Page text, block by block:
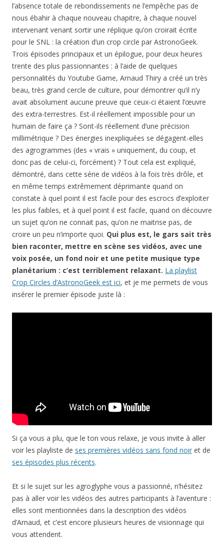
l’absence totale de rebondissements ne l’empêche pas de
nous ébahir à chaque nouveau chapitre, à chaque nouvel
intervenant venant sortir une réplique qu’on croirait écrite
pour le SNL : la création d’un crop circle par AstronoGeek.
Trois épisodes principaux et un épilogue, pour deux heures
trente des plus passionnantes : à l’aide de quelques
personnalités du Youtube Game, Arnaud Thiry a créé un très
beau, très grand cercle de culture, pour démontrer qu’il n’y
avait absolument aucune preuve que ceux-ci étaient l’œuvre
des extra-terrestres. Est-il réellement impossible pour un
humain de faire ça ? Sont-ils réellement d’une précision
millimétrique ? Des énergies inexpliquées se dégagent-elles
des agrogrammes (des « vrais » uniquement, du coup, et
donc pas de celui-ci, forcément) ? Tout cela est expliqué,
démontré, dans cette série de vidéos à la fois très drôle, et
en même temps extrêmement déprimante quand on
constate à quel point il est facile pour des escrocs d’exploiter
les plus faibles, et à quel point il est facile, quand on découvre
un sujet qu’on ne connait pas, qu’on ne maitrise pas, de
croire un peu n’importe quoi. Qui plus est, le gars sait très
bien raconter, mettre en scène ses vidéos, avec une
voix posée, un fond noir et une petite musique type
planétarium : c’est terriblement relaxant. La playlist
Crop Circles d’AstronoGeek est ici, et je me permets de vous
insérer le premier épisode juste là :
Si ça vous a plu, que le ton vous relaxe, je vous invite à aller
voir les playliste de ses premières vidéos sans fond noir et de
ses épisodes plus récents.
Et si le sujet sur les agroglyphe vous a passionné, n’hésitez
pas à aller voir les vidéos des autres participants à l’aventure :
elles sont mentionnées dans la description des vidéos
d’Arnaud, et c’est encore plusieurs heures de visionnage qui
vous attendent.